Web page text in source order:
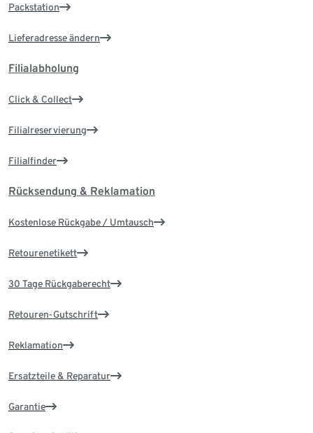
Packstation
Lieferadresse ändern
Filialabholung
Click & Collect
Filialreservierung
Filialfinder
Rücksendung & Reklamation
Kostenlose Rückgabe / Umtausch
Retourenetikett
30 Tage Rückgaberecht
Retouren-Gutschrift
Reklamation
Ersatzteile & Reparatur
Garantie